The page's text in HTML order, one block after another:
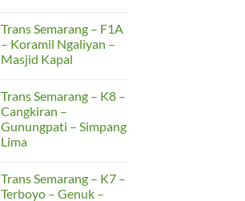
Terboyo
Superindo
Tlogosari
on
Trans
Semarang
–
Koramil
Ngaliyan
–
Panggung
Kidul
Trans Semarang – F1A
– Koramil Ngaliyan –
Masjid Kapal
on
Trans
Semarang
–
F1A
–
–
Masjid
Trans Semarang – K8 –
Cangkiran –
Gunungpati – Simpang
Lima
on
Trans
Semarang
Trans Semarang – K7 –
Terboyo – Genuk –